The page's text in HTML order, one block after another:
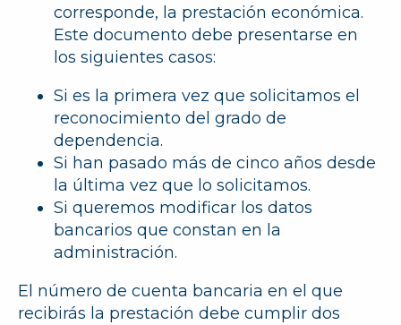
corresponde, la prestación económica.
Este documento debe presentarse en
los siguientes casos:
Si es la primera vez que solicitamos el
reconocimiento del grado de
dependencia.
Si han pasado más de cinco años desde
la última vez que lo solicitamos.
Si queremos modificar los datos
bancarios que constan en la
administración.
El número de cuenta bancaria en el que
recibirás la prestación debe cumplir dos